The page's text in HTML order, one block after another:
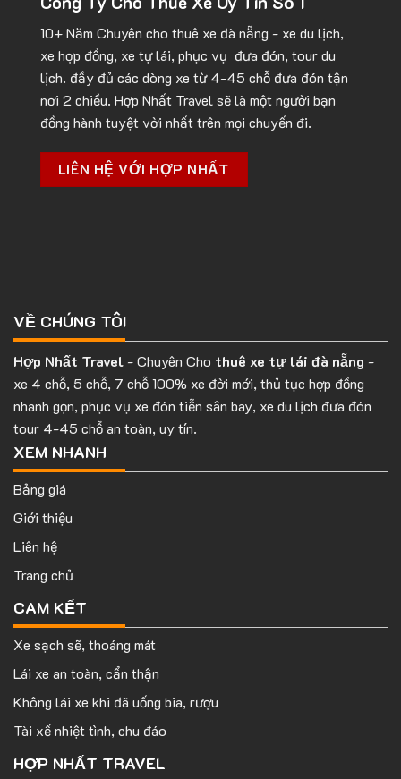
10+ Năm Chuyên cho thuê xe đà nẵng - xe du lịch,
xe hợp đồng, xe tự lái, phục vụ đưa đón, tour du
lịch. đầy đủ các dòng xe từ 4-45 chỗ đưa đón tận
nơi 2 chiều. Hợp Nhất Travel sẽ là một người bạn
đồng hành tuyệt vời nhất trên mọi chuyến đi.
LIÊN HỆ VỚI HỢP NHẤT
VỀ CHÚNG TÔI
Hợp Nhất Travel - Chuyên Cho thuê xe tự lái đà nẵng -
xe 4 chỗ, 5 chỗ, 7 chỗ 100% xe đời mới, thủ tục hợp đồng
nhanh gọn, phục vụ xe đón tiễn sân bay, xe du lịch đưa đón
tour 4-45 chỗ an toàn, uy tín.
XEM NHANH
Bảng giá
Giới thiệu
Liên hệ
Trang chủ
CAM KẾT
Xe sạch sẽ, thoáng mát
Lái xe an toàn, cẩn thận
Không lái xe khi đã uống bia, rượu
Tài xế nhiệt tình, chu đáo
HỢP NHẤT TRAVEL